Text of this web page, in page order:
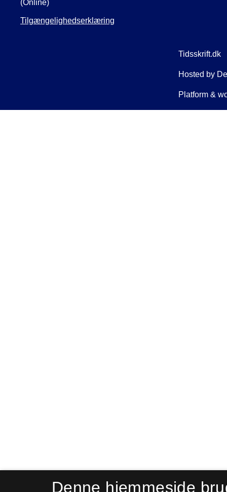
(Online)
Tilgængelighedserklæring
Denne hjemmeside